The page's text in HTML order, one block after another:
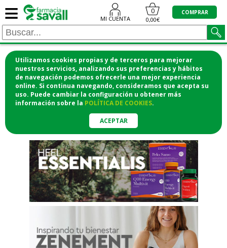
Utilizamos cookies propias y de terceros para mejorar
nuestros servicios, analizando sus preferencias y hábitos
de navegación podemos ofrecerle una mejor experiencia
online. Si continua navegando, consideramos que acepta su
uso. Puede cambiar la configuración u obtener más
información sobre la POLÍTICA DE COOKIES.
ACEPTAR
≡ MI CUENTA
0
0,00€
COMPRAR
¡COMPRA CÓMODAMENTE
DESDE CASA Y RECOGE EN LA
FARMACIA!o si lo prefieres te lo mandamos
a casa